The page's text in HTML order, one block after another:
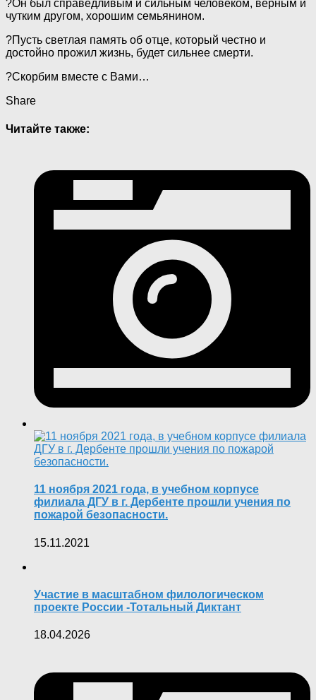
?Он был справедливым и сильным человеком, верным и
чутким другом, хорошим семьянином.
?Пусть светлая память об отце, который честно и
достойно прожил жизнь, будет сильнее смерти.
?Скорбим вместе с Вами…
Share
Читайте также:
11 ноября 2021 года, в учебном корпусе
филиала ДГУ в г. Дербенте прошли учения по
пожарой безопасности.
15.11.2021
Участие в масштабном филологическом
проекте России -Тотальный Диктант
18.04.2026